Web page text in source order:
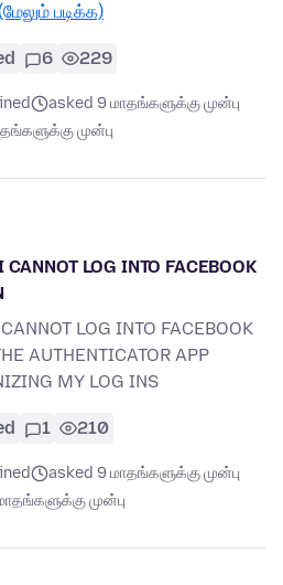
படிக்க)
6 229
asked 9 மாதங்களுக்கு முன்பு
முன்பு
CANNOT LOG INTO FACEBOOK
LOG INTO FACEBOOK
AUTHENTICATOR APP
MY LOG INS
1 210
asked 9 மாதங்களுக்கு முன்பு
முன்பு